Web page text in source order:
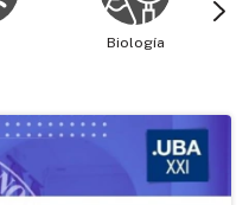
Biología